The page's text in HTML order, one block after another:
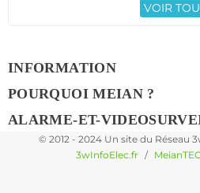
VOIR
INFORMATION
POURQUOI MEIAN ?
ALARME-ET-
© 2012 - 2024 Un site du Réseau
3wInfoElec.fr /